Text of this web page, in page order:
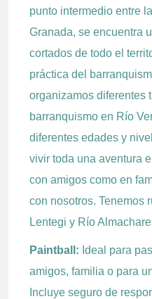
punto intermedio entre
Granada, se encuentra
cortados de todo el
práctica del
organizamos diferentes
barranquismo en Río
diferentes edades y
vivir toda una aventura
con amigos como en
con nosotros. Tenemos
Lentegi y Río
Paintball: Ideal para
amigos, familia o para
Incluye seguro de